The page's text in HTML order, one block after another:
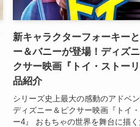
新キャラクターフォーキー
ー＆バニーが登場！ディズ
クサー映画『トイ・ストー
品紹介
シリーズ史上最大の感動のアドベン
ディズニー＆ピクサー映画『トイ
ー4』 おもちゃの世界を舞台に描く